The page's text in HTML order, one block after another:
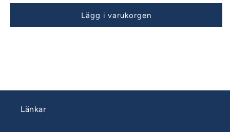
befintliga
befintliga
Lägg i varukorgen
Länkar